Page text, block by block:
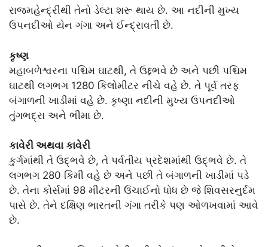
રાજમહેન્દ્રીથી તેનો ડેલ્ટા શરૂ થાય છે. આ નદીની મુખ્ય
ઉપનદીઓ યેન ગંગા અને ઈન્દ્રાવતી છે.
કૃષ્ણ
મહાબળેશ્વરના પશ્ચિમ ઘાટથી, તે ઉદ્દભવે છે અને પછી પશ્ચિમ
ઘાટથી લગભગ 1280 કિલોમીટર નીચે વહે છે. તે પૂર્વ તરફ
બંગાળની ખાડીમાં વહે છે. કૃષ્ણા નદીની મુખ્ય ઉપનદીઓ
તુંગભદ્રા અને ભીમા છે.
કાવેરી અથવા કાવેરી
કુર્ગમાંથી તે ઉદ્ભવે છે, તે પર્વતીય પ્રદેશમાંથી ઉદ્ભવે છે. તે
લગભગ 280 કિમી વહે છે અને પછી તે બંગાળની ખાડીમાં પડે
છે. તેના કોર્સમાં 98 મીટરની ઉંચાઈનો ધોધ છે જે શિવસરનુર્દમ
પાસે છે. તેને દક્ષિણ ભારતની ગંગા તરીકે પણ ઓળખવામાં આવે
છે.